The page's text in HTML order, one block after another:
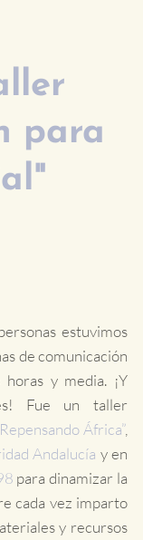
para
estuvimos
de comunicación
y media. ¡Y
Fue un taller
África”,
Andalucía y en
para dinamizar la
cada vez imparto
y recursos